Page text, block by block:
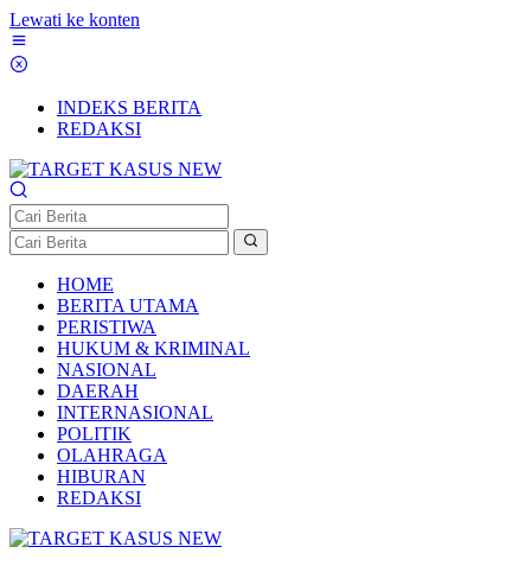
Lewati ke konten
INDEKS BERITA
REDAKSI
HOME
BERITA UTAMA
PERISTIWA
HUKUM & KRIMINAL
NASIONAL
DAERAH
INTERNASIONAL
POLITIK
OLAHRAGA
HIBURAN
REDAKSI